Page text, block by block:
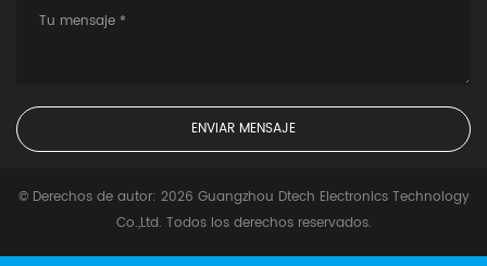
© Derechos de autor: 2026 Guangzhou Dtech Electronics Technology
Co.,Ltd. Todos los derechos reservados.